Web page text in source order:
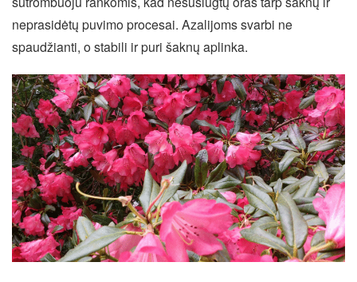
neprasidėtų puvimo procesai. Azalijoms svarbi ne
spaudžianti, o stabili ir puri šaknų aplinka.